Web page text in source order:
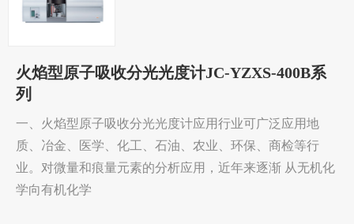
火焰型原子吸收分光光度计JC-YZXS-400B系
列
一、火焰型原子吸收分光光度计应用行业可广泛应用地
质、冶金、医学、化工、石油、农业、环保、商检等行
业。对微量和痕量元素的分析应用，近年来逐渐 从无机化
学向有机化学